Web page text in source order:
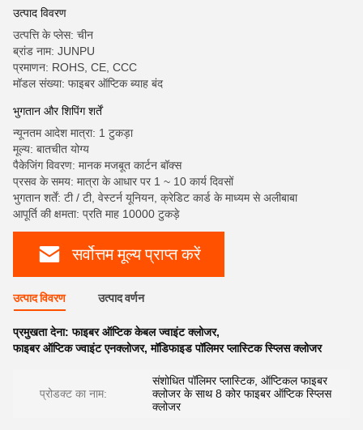
उत्पाद विवरण
उत्पत्ति के प्लेस: चीन
ब्रांड नाम: JUNPU
प्रमाणन: ROHS, CE, CCC
मॉडल संख्या: फाइबर ऑप्टिक ब्याह बंद
भुगतान और शिपिंग शर्तें
न्यूनतम आदेश मात्रा: 1 टुकड़ा
मूल्य: बातचीत योग्य
पैकेजिंग विवरण: मानक मजबूत कार्टन बॉक्स
प्रसव के समय: मात्रा के आधार पर 1 ~ 10 कार्य दिवसों
भुगतान शर्तें: टी / टी, वेस्टर्न यूनियन, क्रेडिट कार्ड के माध्यम से अलीबाबा
आपूर्ति की क्षमता: प्रति माह 10000 टुकड़े
सर्वोत्तम मूल्य प्राप्त करें
उत्पाद विवरण उत्पाद वर्णन
प्रमुखता देना:फाइबर ऑप्टिक केबल ज्वाइंट क्लोजर,
फाइबर ऑप्टिक ज्वाइंट एनक्लोजर,मॉडिफाइड पॉलिमर प्लास्टिक स्प्लिस क्लोजर
प्रोडक्ट का नाम:
संशोधित पॉलिमर प्लास्टिक, ऑप्टिकल फाइबर
क्लोजर के साथ 8 कोर फाइबर ऑप्टिक स्प्लिस
क्लोजर